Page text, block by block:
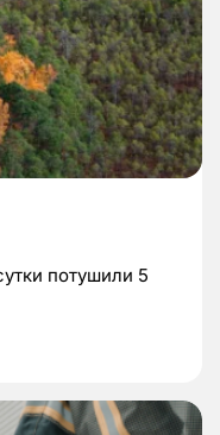
потушили 5